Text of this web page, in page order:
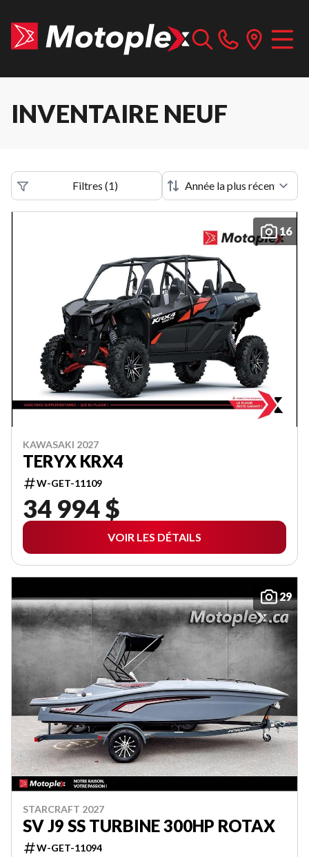
INVENTAIRE NEUF
Filtres (1)
16
KAWASAKI 2027
TERYX KRX4
W-GET-11109
34 994 $
VOIR LES DÉTAILS
29
STARCRAFT 2027
SV J9 SS TURBINE 300HP ROTAX
W-GET-11094